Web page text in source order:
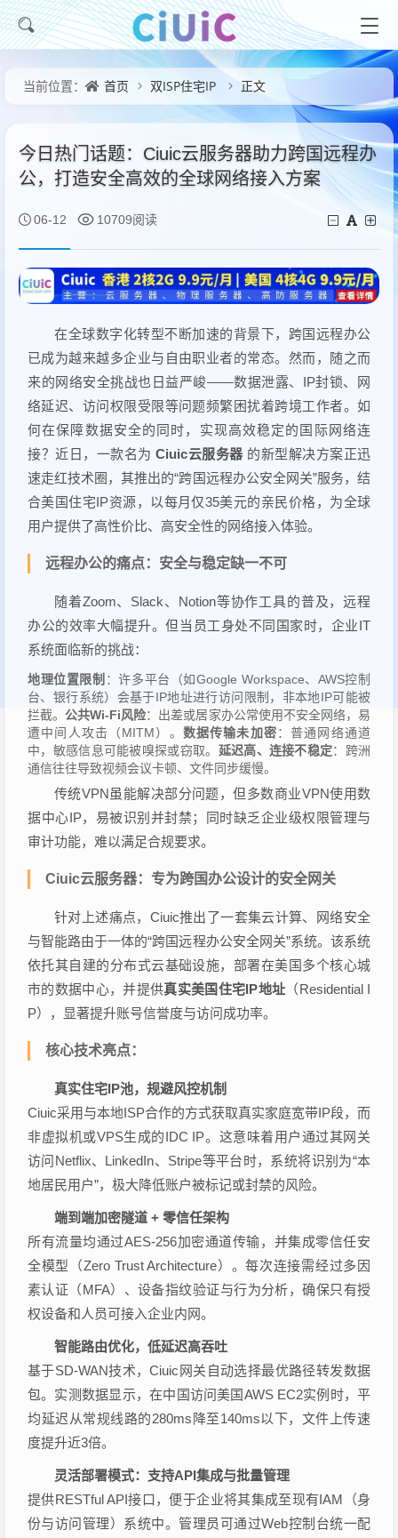
当前位置： 首页 双ISP住宅IP 正文
今日热门话题：Ciuic云服务器助力跨国远程办
公，打造安全高效的全球网络接入方案
06-12 10709阅读
在全球数字化转型不断加速的背景下，跨国远程办公
已成为越来越多企业与自由职业者的常态。然而，随之而
来的网络安全挑战也日益严峻——数据泄露、IP封锁、网
络延迟、访问权限受限等问题频繁困扰着跨境工作者。如
何在保障数据安全的同时，实现高效稳定的国际网络连
接？近日，一款名为 Ciuic云服务器的新型解决方案正迅
速走红技术圈，其推出的“跨国远程办公安全网关”服务，结
合美国住宅IP资源，以每月仅35美元的亲民价格，为全球
用户提供了高性价比、高安全性的网络接入体验。
远程办公的痛点：安全与稳定缺一不可
随着Zoom、Slack、Notion等协作工具的普及，远程
办公的效率大幅提升。但当员工身处不同国家时，企业IT
系统面临新的挑战：
地理位置限制 ：许多平台（如Google Workspace、AWS控制
台、银行系统）会基于IP地址进行访问限制，非本地IP可能被
拦截。公共Wi-Fi风险：出差或居家办公常使用不安全网络，易
遭中间人攻击（MITM）。 数据传输未加密：普通网络通道
中，敏感信息可能被嗅探或窃取。 延迟高、连接不稳定：跨洲
通信往往导致视频会议卡顿、文件同步缓慢。
传统VPN虽能解决部分问题，但多数商业VPN使用数
据中心IP，易被识别并封禁；同时缺乏企业级权限管理与
审计功能，难以满足合规要求。
Ciuic云服务器：专为跨国办公设计的安全网关
针对上述痛点，Ciuic推出了一套集云计算、网络安全
与智能路由于一体的“跨国远程办公安全网关”系统。该系统
依托其自建的分布式云基础设施，部署在美国多个核心城
市的数据中心，并提供真实美国住宅IP地址 （Residential I
P），显著提升账号信誉度与访问成功率。
核心技术亮点：
真实住宅IP池，规避风控机制
Ciuic采用与本地ISP合作的方式获取真实家庭宽带IP段，而
非虚拟机或VPS生成的IDC IP。这意味着用户通过其网关
访问Netflix、LinkedIn、Stripe等平台时，系统将识别为“本
地居民用户”，极大降低账户被标记或封禁的风险。
端到端加密隧道 + 零信任架构
所有流量均通过AES-256加密通道传输，并集成零信任安
全模型（Zero Trust Architecture）。每次连接需经过多因
素认证（MFA）、设备指纹验证与行为分析，确保只有授
权设备和人员可接入企业内网。
智能路由优化，低延迟高吞吐
基于SD-WAN技术，Ciuic网关自动选择最优路径转发数据
包。实测数据显示，在中国访问美国AWS EC2实例时，平
均延迟从常规线路的280ms降至140ms以下，文件上传速
度提升近3倍。
灵活部署模式：支持API集成与批量管理
提供RESTful API接口，便于企业将其集成至现有IAM（身
份与访问管理）系统中。管理员可通过Web控制台统一配